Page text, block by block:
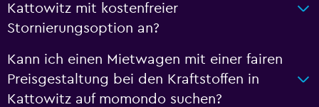
Kattowitz mit kostenfreier
Stornierungsoption an?
Kann ich einen Mietwagen mit einer fairen
Preisgestaltung bei den Kraftstoffen in
Kattowitz auf momondo suchen?